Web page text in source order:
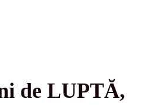
de LUPTĂ,